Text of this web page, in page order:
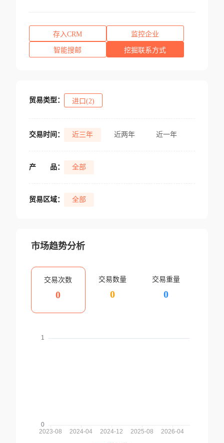
存入CRM 监控企业
智能搜邮 挖掘联系方式
贸易类型： 进口(2)
交易时间： 近三年 近两年 近一年
产 品： 全部
贸易区域： 全部
市场趋势分析
交易次数
0
交易数量
0
交易重量
0